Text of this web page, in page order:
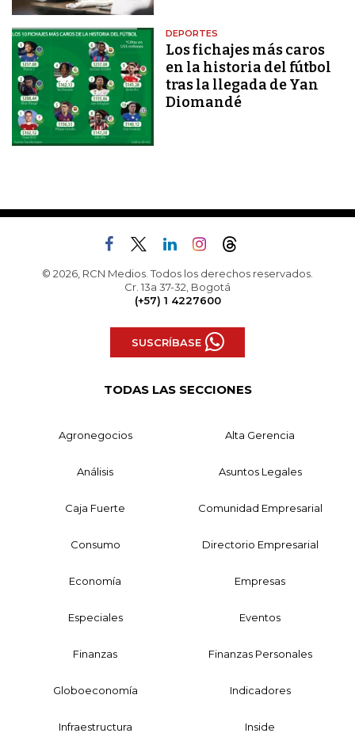
DEPORTES
Los fichajes más caros
en la historia del fútbol
tras la llegada de Yan
Diomandé
© 2026, RCN Medios. Todos los derechos reservados.
Cr. 13a 37-32, Bogotá
(+57) 1 4227600
SUSCRÍBASE
TODAS LAS SECCIONES
Agronegocios Alta Gerencia
Análisis Asuntos Legales
Caja Fuerte Comunidad Empresarial
Consumo Directorio Empresarial
Economía Empresas
Especiales Eventos
Finanzas Finanzas Personales
Globoeconomía Indicadores
Infraestructura Inside